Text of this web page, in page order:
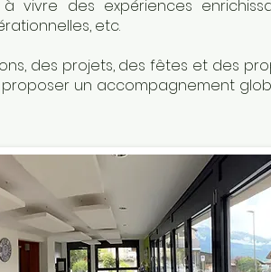
vivre des expériences
etc.
des projets, des fêtes et des
un accompagnement